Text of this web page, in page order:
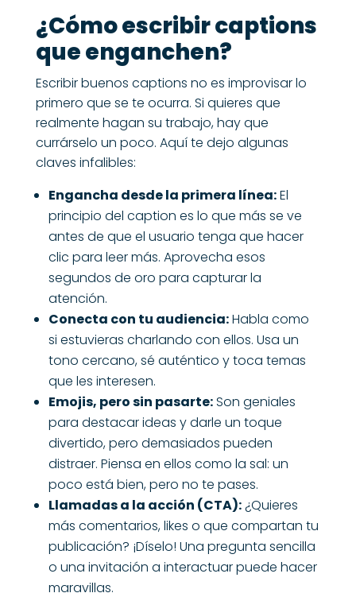
¿Cómo escribir captions
que enganchen?
Escribir buenos captions no es improvisar lo
primero que se te ocurra. Si quieres que
realmente hagan su trabajo, hay que
currárselo un poco. Aquí te dejo algunas
claves infalibles:
Engancha desde la primera línea:El
principio del caption es lo que más se ve
antes de que el usuario tenga que hacer
clic para leer más. Aprovecha esos
segundos de oro para capturar la
atención.
Conecta con tu audiencia:Habla como
si estuvieras charlando con ellos. Usa un
tono cercano, sé auténtico y toca temas
que les interesen.
Emojis, pero sin pasarte:Son geniales
para destacar ideas y darle un toque
divertido, pero demasiados pueden
distraer. Piensa en ellos como la sal: un
poco está bien, pero no te pases.
Llamadas a la acción (CTA):¿Quieres
más comentarios, likes o que compartan tu
publicación? ¡Díselo! Una pregunta sencilla
o una invitación a interactuar puede hacer
maravillas.